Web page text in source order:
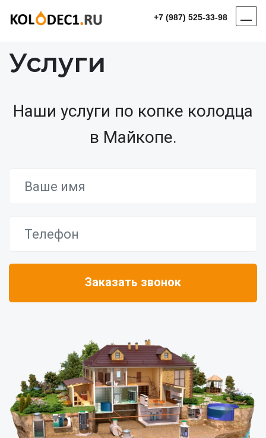
+7 (987) 525-33-98
Услуги
Наши услуги по копке колодца
в Майкопе.